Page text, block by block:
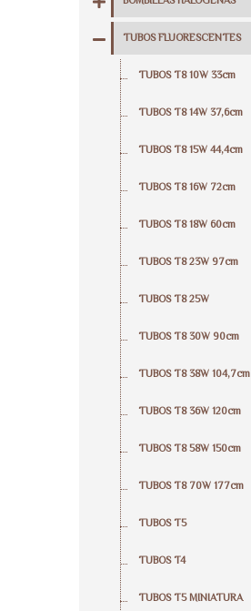
TUBOS FLUORESCENTES
TUBOS T8 10W 33cm
TUBOS T8 14W 37,6cm
TUBOS T8 15W 44,4cm
TUBOS T8 16W 72cm
TUBOS T8 18W 60cm
TUBOS T8 23W 97cm
TUBOS T8 25W
TUBOS T8 30W 90cm
TUBOS T8 38W 104,7cm
TUBOS T8 36W 120cm
TUBOS T8 58W 150cm
TUBOS T8 70W 177cm
TUBOS T5
TUBOS T4
TUBOS T5 MINIATURA